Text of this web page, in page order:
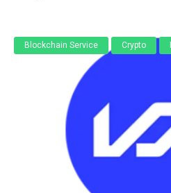
Blockchain Service Crypto